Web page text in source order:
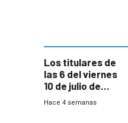
Los titulares de
las 6 del viernes
10 de julio de
2026
Hace 4 semanas